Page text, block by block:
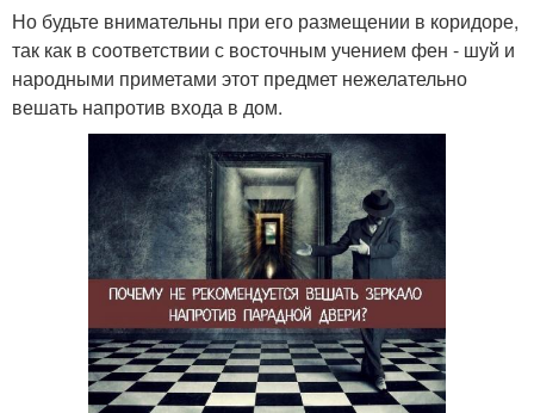
Но будьте внимательны при его размещении в коридоре,
так как в соответствии с восточным учением фен - шуй и
народными приметами этот предмет нежелательно
вешать напротив входа в дом.